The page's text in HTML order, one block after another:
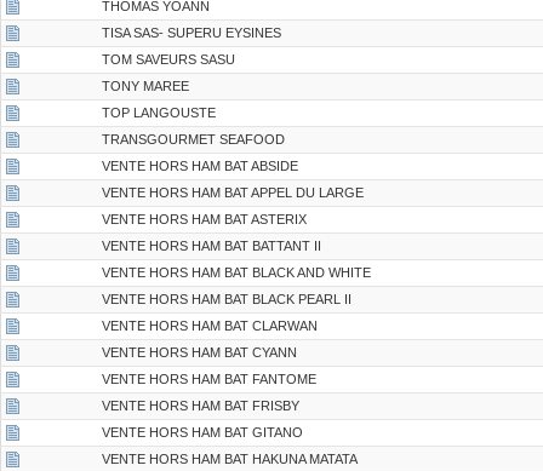
THOMAS YOANN
TISA SAS- SUPERU EYSINES
TOM SAVEURS SASU
TONY MAREE
TOP LANGOUSTE
TRANSGOURMET SEAFOOD
VENTE HORS HAM BAT ABSIDE
VENTE HORS HAM BAT APPEL DU LARGE
VENTE HORS HAM BAT ASTERIX
VENTE HORS HAM BAT BATTANT II
VENTE HORS HAM BAT BLACK AND WHITE
VENTE HORS HAM BAT BLACK PEARL II
VENTE HORS HAM BAT CLARWAN
VENTE HORS HAM BAT CYANN
VENTE HORS HAM BAT FANTOME
VENTE HORS HAM BAT FRISBY
VENTE HORS HAM BAT GITANO
VENTE HORS HAM BAT HAKUNA MATATA